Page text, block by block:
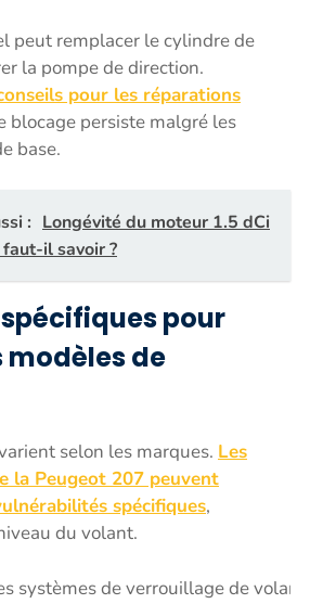
peut remplacer le cylindre de
la pompe de direction.
pour les réparations
blocage persiste malgré les
base.
: Longévité du moteur 1.5 dCi
il savoir ?
pour
de
selon les marques. Les
la Peugeot 207 peuvent
spécifiques,
du volant.
systèmes de verrouillage de volant